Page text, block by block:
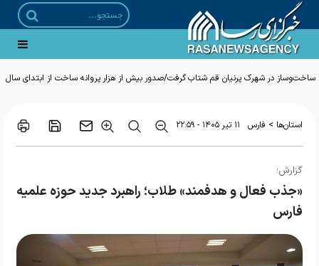
ساخت‌وساز در شهرک پرنیان قم شتاب گرفت/صدور بیش از هزار پروانه ساخت از ابتدای سال
استان‌ها > فارس ۱۱ تير ۱۴۰۵ - ۲۲:۵۹
گزارش؛
«جذب فعال و هدفمند» طلاب؛ راهبرد جدید حوزه علمیه
فارس